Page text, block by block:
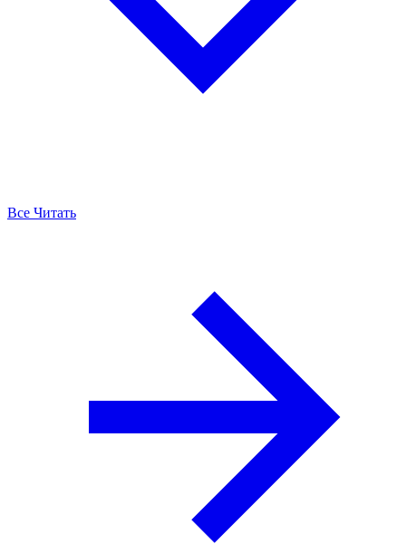
Все Читать